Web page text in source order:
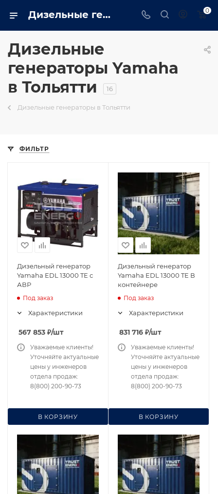
Дизельные генераторы yamaha: Промышленные, бытовые купить в Тольятти на сайте - tolyatti.trustenergo.ru 0
Дизельные
генераторы Yamaha
в Тольятти
16
Дизельные генераторы в Тольятти
ФИЛЬТР
Дизельный генератор
Yamaha EDL 13000 TE с
АВР
Под заказ
Характеристики
567 853 ₽/шт
В КОРЗИНУ
Уважаемые клиенты!
Уточняйте актуальные
цены у инженеров
отдела продаж:
8(800) 200-90-73
Дизельный генератор
Yamaha EDL 13000 TE В
контейнере
Под заказ
Характеристики
831 716 ₽/шт
В КОРЗИНУ
Уважаемые клиенты!
Уточняйте актуальные
цены у инженеров
отдела продаж:
8(800) 200-90-73